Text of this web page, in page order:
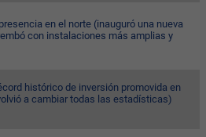
en el norte (inauguró una nueva
con instalaciones más amplias y
histórico de inversión promovida en
a cambiar todas las estadísticas)